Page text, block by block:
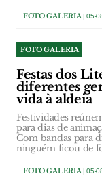
FOTO GALERIA | 05-
FOTO GALERIA
Festas dos
diferentes
vida à aldeia
Festividades
para dias de
Com bandas para
ninguém ficou de
FOTO GALERIA | 05-